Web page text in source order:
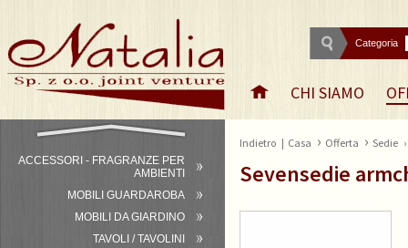
Categoria
CHI SIAMO
ACCESSORI - FRAGRANZE PER
AMBIENTI
MOBILI GUARDAROBA
MOBILI DA GIARDINO
TAVOLI / TAVOLINI
Indietro | Casa › Offerta › Sedie
Sevensedie